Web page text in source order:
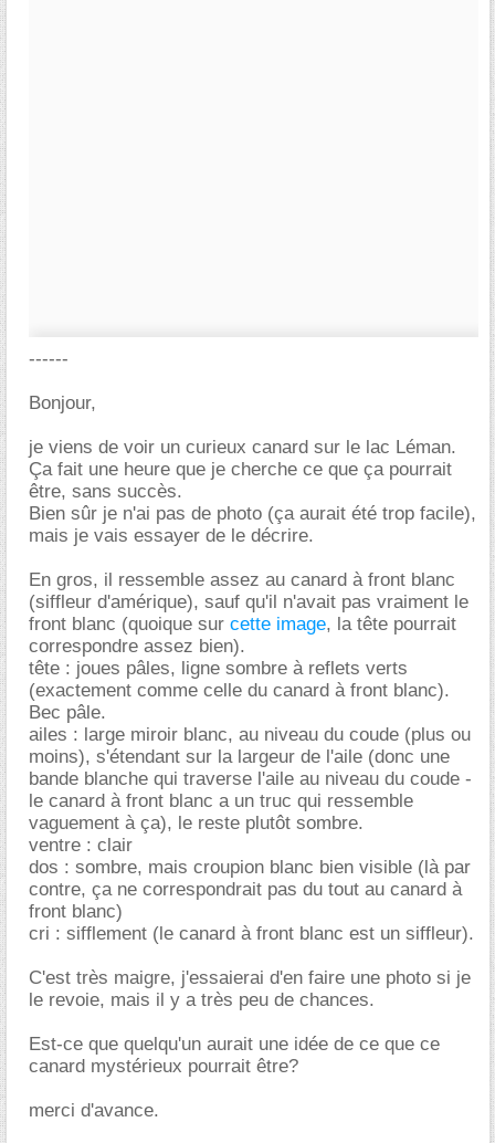
------
Bonjour,
je viens de voir un curieux canard sur le lac Léman.
Ça fait une heure que je cherche ce que ça pourrait
être, sans succès.
Bien sûr je n'ai pas de photo (ça aurait été trop facile),
mais je vais essayer de le décrire.
En gros, il ressemble assez au canard à front blanc
(siffleur d'amérique), sauf qu'il n'avait pas vraiment le
front blanc (quoique sur cette image, la tête pourrait
correspondre assez bien).
tête : joues pâles, ligne sombre à reflets verts
(exactement comme celle du canard à front blanc).
Bec pâle.
ailes : large miroir blanc, au niveau du coude (plus ou
moins), s'étendant sur la largeur de l'aile (donc une
bande blanche qui traverse l'aile au niveau du coude -
le canard à front blanc a un truc qui ressemble
vaguement à ça), le reste plutôt sombre.
ventre : clair
dos : sombre, mais croupion blanc bien visible (là par
contre, ça ne correspondrait pas du tout au canard à
front blanc)
cri : sifflement (le canard à front blanc est un siffleur).
C'est très maigre, j'essaierai d'en faire une photo si je
le revoie, mais il y a très peu de chances.
Est-ce que quelqu'un aurait une idée de ce que ce
canard mystérieux pourrait être?
merci d'avance.